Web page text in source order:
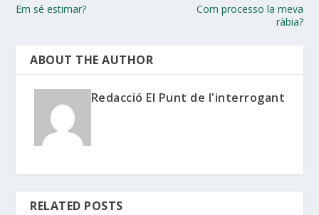
Em sé estimar?
Com processo la meva
ràbia?
ABOUT THE AUTHOR
Redacció El Punt de l'interrogant
RELATED POSTS